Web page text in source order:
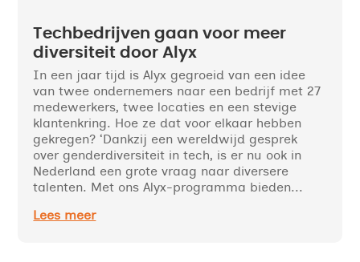
Techbedrijven gaan voor meer
diversiteit door Alyx
In een jaar tijd is Alyx gegroeid van een idee
van twee ondernemers naar een bedrijf met 27
medewerkers, twee locaties en een stevige
klantenkring. Hoe ze dat voor elkaar hebben
gekregen? ‘Dankzij een wereldwijd gesprek
over genderdiversiteit in tech, is er nu ook in
Nederland een grote vraag naar diversere
talenten. Met ons Alyx-programma bieden...
Lees meer